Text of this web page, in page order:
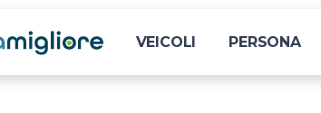
VEICOLI PERSONA